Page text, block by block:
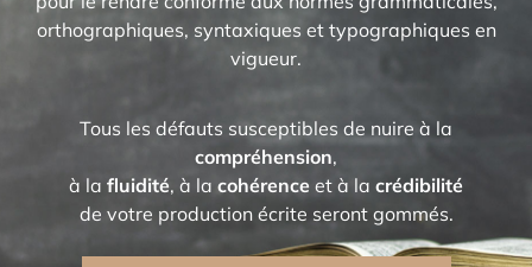
orthographiques, syntaxiques et typographiques en
vigueur.
Tous les défauts susceptibles de nuire à la
compréhension,
à la fluidité, à la cohérence et à la crédibilité
de votre production écrite seront gommés.